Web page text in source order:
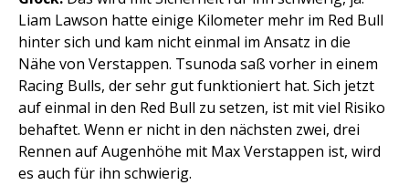
Liam Lawson hatte einige Kilometer mehr im Red Bull
hinter sich und kam nicht einmal im Ansatz in die
Nähe von Verstappen. Tsunoda saß vorher in einem
Racing Bulls, der sehr gut funktioniert hat. Sich jetzt
auf einmal in den Red Bull zu setzen, ist mit viel Risiko
behaftet. Wenn er nicht in den nächsten zwei, drei
Rennen auf Augenhöhe mit Max Verstappen ist, wird
es auch für ihn schwierig.